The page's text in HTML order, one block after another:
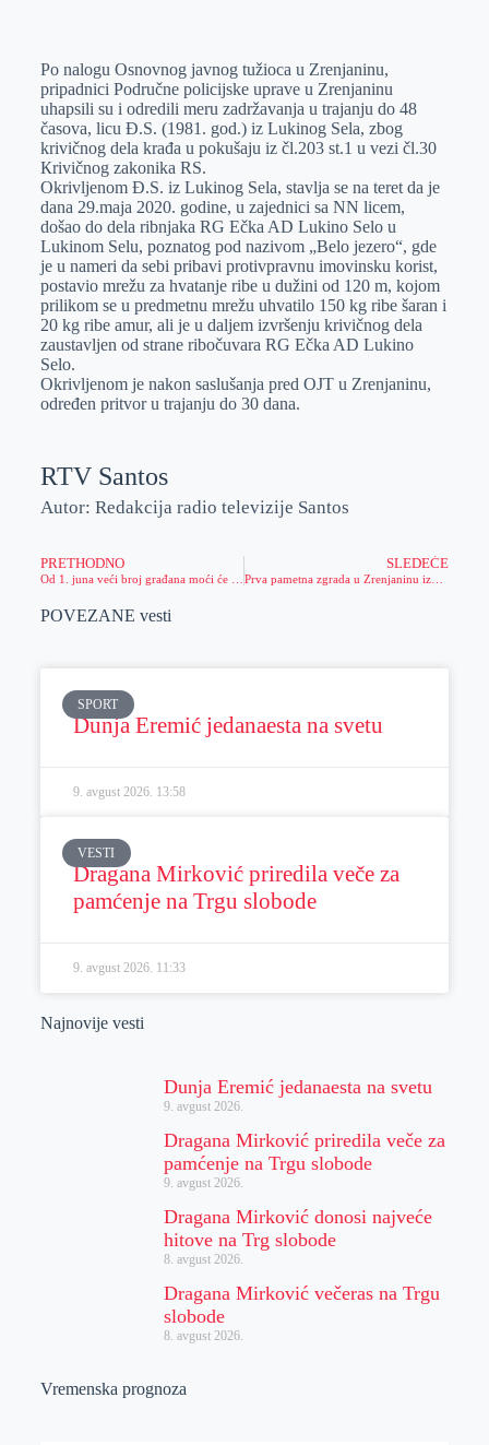
e
r
I
n
s
A
p
p
a
i
l
Po nalogu Osnovnog javnog tužioca u Zrenjaninu,
pripadnici Područne policijske uprave u Zrenjaninu
uhapsili su i odredili meru zadržavanja u trajanju do 48
časova, licu Đ.S. (1981. god.) iz Lukinog Sela, zbog
krivičnog dela krađa u pokušaju iz čl.203 st.1 u vezi čl.30
Кrivičnog zakonika RS.
Okrivljenom Đ.S. iz Lukinog Sela, stavlja se na teret da je
dana 29.maja 2020. godine, u zajednici sa NN licem,
došao do dela ribnjaka RG Ečka AD Lukino Selo u
Lukinom Selu, poznatog pod nazivom „Belo jezero“, gde
je u nameri da sebi pribavi protivpravnu imovinsku korist,
postavio mrežu za hvatanje ribe u dužini od 120 m, kojom
prilikom se u predmetnu mrežu uhvatilo 150 kg ribe šaran i
20 kg ribe amur, ali je u daljem izvršenju krivičnog dela
zaustavljen od strane ribočuvara RG Ečka AD Lukino
Selo.
Okrivljenom je nakon saslušanja pred OJT u Zrenjaninu,
određen pritvor u trajanju do 30 dana.
RTV Santos
Autor: Redakcija radio televizije Santos
PRETHODNO SLEDEĆE
POVEZANE vesti
SPORT
Dunja Eremić jedanaesta na svetu
9. avgust 2026. 13:58
VESTI
Dragana Mirković priredila veče za
pamćenje na Trgu slobode
9. avgust 2026. 11:33
Najnovije vesti
Dunja Eremić jedanaesta na svetu
9. avgust 2026.
Dragana Mirković priredila veče za
pamćenje na Trgu slobode
9. avgust 2026.
Dragana Mirković donosi najveće
hitove na Trg slobode
8. avgust 2026.
Dragana Mirković večeras na Trgu
slobode
8. avgust 2026.
Vremenska prognoza